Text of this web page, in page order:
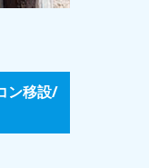
ン移設/